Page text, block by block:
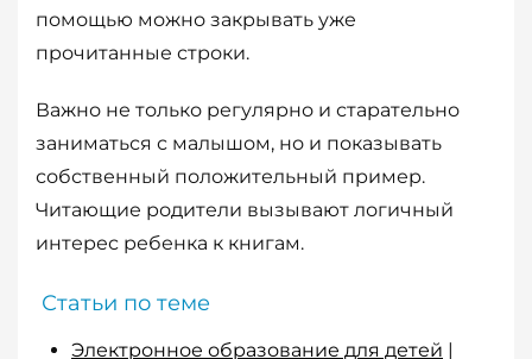
помощью можно закрывать уже
прочитанные строки.
Важно не только регулярно и старательно
заниматься с малышом, но и показывать
собственный положительный пример.
Читающие родители вызывают логичный
интерес ребенка к книгам.
Статьи по теме
Электронное образование для детей |